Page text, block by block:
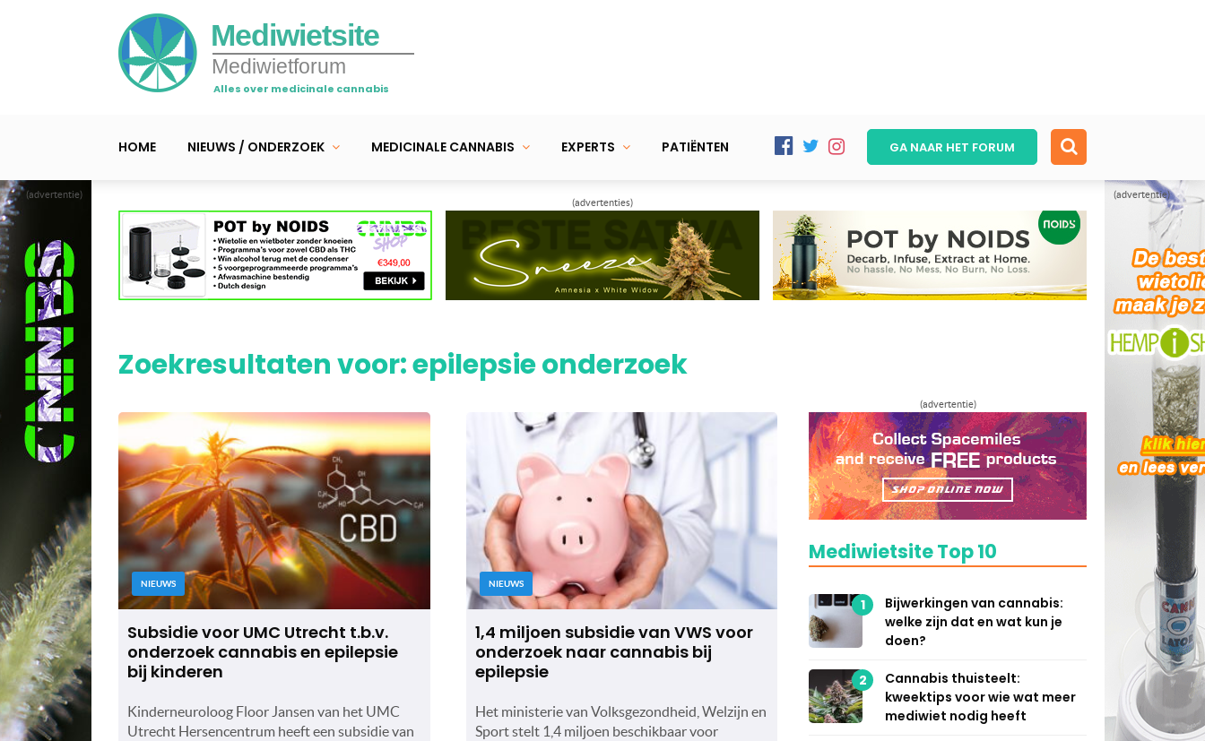
(advertentie) (advertentie)
Mediwietsite
Mediwietforum
Alles over medicinale cannabis
HOME NIEUWS / ONDERZOEK MEDICINALE CANNABIS EXPERTS PATIËNTEN GA NAAR HET FORUM
(advertenties)
Zoekresultaten voor: epilepsie onderzoek
NIEUWS
Subsidie voor UMC Utrecht t.b.v.
onderzoek cannabis en epilepsie
bij kinderen
Kinderneuroloog Floor Jansen van het UMC
Utrecht Hersencentrum heeft een subsidie van
NIEUWS
1,4 miljoen subsidie van VWS voor
onderzoek naar cannabis bij
epilepsie
Het ministerie van Volksgezondheid, Welzijn en
Sport stelt 1,4 miljoen beschikbaar voor
(advertentie)
Mediwietsite Top 10
1
Bijwerkingen van cannabis:
welke zijn dat en wat kun je
doen?
2
Cannabis thuisteelt:
kweektips voor wie wat meer
mediwiet nodig heeft